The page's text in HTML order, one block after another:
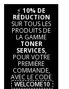
⚡ 10% DE
RÉDUCTION
SUR TOUS LES
PRODUITS DE
LA GAMME
TONER
SERVICES,
POUR VOTRE
PREMIÈRE
COMMANDE,
AVEC LE CODE
WELCOME10